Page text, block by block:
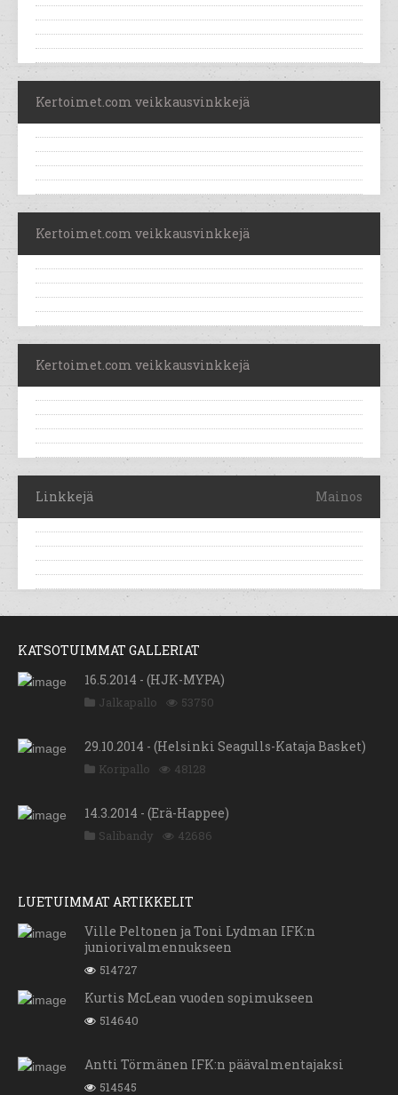
Kertoimet.com veikkausvinkkejä
Kertoimet.com veikkausvinkkejä
Kertoimet.com veikkausvinkkejä
Linkkejä Mainos
KATSOTUIMMAT GALLERIAT
16.5.2014 - (HJK-MYPA)
Jalkapallo 53750
29.10.2014 - (Helsinki Seagulls-Kataja Basket)
Koripallo 48128
14.3.2014 - (Erä-Happee)
Salibandy 42686
LUETUIMMAT ARTIKKELIT
Ville Peltonen ja Toni Lydman IFK:n
juniorivalmennukseen
514727
Kurtis McLean vuoden sopimukseen
514640
Antti Törmänen IFK:n päävalmentajaksi
514545